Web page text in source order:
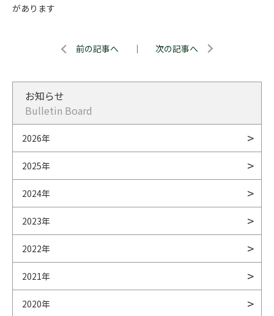
があります
前の記事へ ｜ 次の記事へ
お知らせ
Bulletin Board
2026年
2025年
2024年
2023年
2022年
2021年
2020年